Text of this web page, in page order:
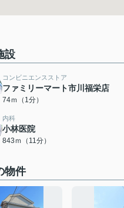
設
コンビニエンスストア
ファミリーマート市川福栄店
74ｍ（1分）
内科
小林医院
843ｍ（11分）
物件